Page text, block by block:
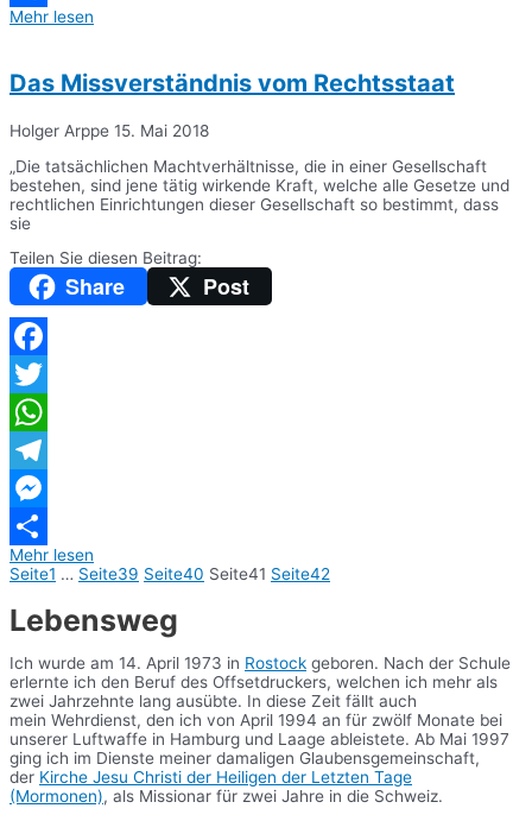
Teilen
Mehr lesen
Das Missverständnis vom Rechtsstaat
Holger Arppe 15. Mai 2018
„Die tatsächlichen Machtverhältnisse, die in einer Gesellschaft
bestehen, sind jene tätig wirkende Kraft, welche alle Gesetze und
rechtlichen Einrichtungen dieser Gesellschaft so bestimmt, dass
sie
Teilen Sie diesen Beitrag:
Share Post
Facebook
Twitter
WhatsApp
Telegram
Messenger
Teilen
Mehr lesen
Seite1 … Seite39 Seite40 Seite41 Seite42
Lebensweg
Ich wurde am 14. April 1973 in Rostock geboren. Nach der Schule
erlernte ich den Beruf des Offsetdruckers, welchen ich mehr als
zwei Jahrzehnte lang ausübte. In diese Zeit fällt auch
mein Wehrdienst, den ich von April 1994 an für zwölf Monate bei
unserer Luftwaffe in Hamburg und Laage ableistete. Ab Mai 1997
ging ich im Dienste meiner damaligen Glaubensgemeinschaft,
der Kirche Jesu Christi der Heiligen der Letzten Tage
(Mormonen), als Missionar für zwei Jahre in die Schweiz.